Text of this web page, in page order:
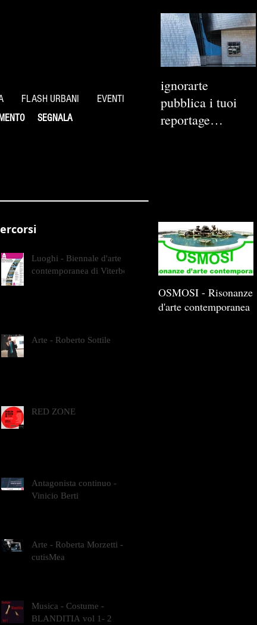
FLASH URBANI EVENTI
SEGNALA
ignorarte
pubblica i tuoi
reportage
Luoghi - Biennale d'arte
contemporanea di Viterbo
Arte - Roberto Sottile
RED ZONE
Antagonista continuo -
Vinicio Berti
Arte - Roberta Morzetti -
cutisMea
Musica - Costume -
BLANDITIA vol 1- 2
OSMOSI - Risonanze
d'arte contemporanea